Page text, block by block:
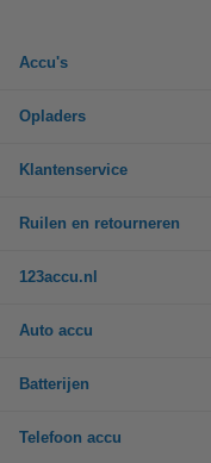
Accu's
Opladers
Klantenservice
Ruilen en retourneren
123accu.nl
Auto accu
Batterijen
Telefoon accu